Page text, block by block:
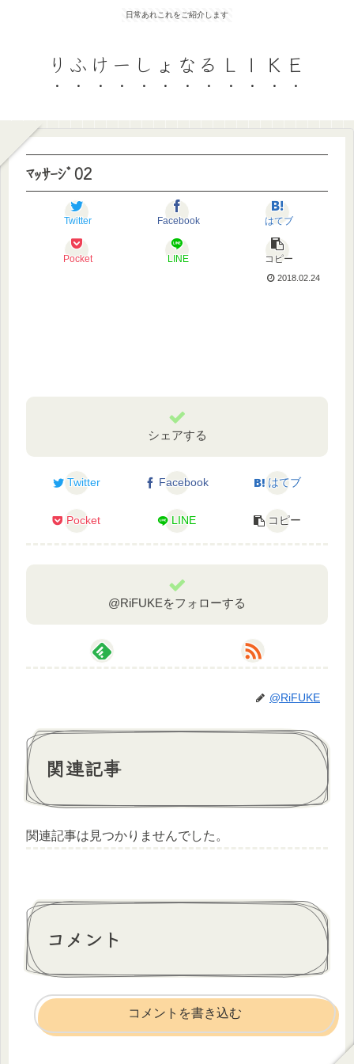
日常あれこれをご紹介します
りふけーしょなるＬＩＫＥ
ﾏｯｻｰｼﾞ02
Twitter Facebook はてブ
Pocket LINE コピー
2018.02.24
シェアする
Twitter Facebook はてブ
Pocket LINE コピー
@RiFUKEをフォローする
@RiFUKE
関連記事
関連記事は見つかりませんでした。
コメント
コメントを書き込む